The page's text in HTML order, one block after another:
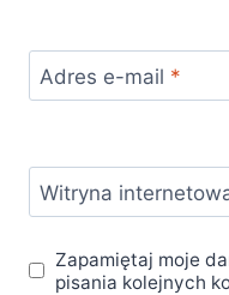
Adres e-mail *
Witryna
Zapamiętaj moje
pisania kolejnych